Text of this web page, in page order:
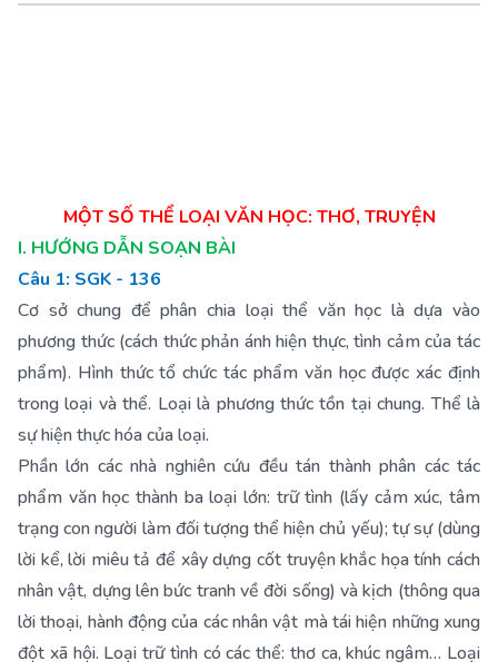
MỘT SỐ THỂ LOẠI VĂN HỌC: THƠ, TRUYỆN
I. HƯỚNG DẪN SOẠN BÀI
Câu 1: SGK - 136
Cơ sở chung để phân chia loại thể văn học là dựa vào
phương thức (cách thức phản ánh hiện thực, tình cảm của tác
phẩm). Hình thức tổ chức tác phẩm văn học được xác định
trong loại và thể. Loại là phương thức tồn tại chung. Thể là
sự hiện thực hóa của loại.
Phần lớn các nhà nghiên cứu đều tán thành phân các tác
phẩm văn học thành ba loại lớn: trữ tình (lấy cảm xúc, tâm
trạng con người làm đối tượng thể hiện chủ yếu); tự sự (dùng
lời kể, lời miêu tả để xây dựng cốt truyện khắc họa tính cách
nhân vật, dựng lên bức tranh về đời sống) và kịch (thông qua
lời thoại, hành động của các nhân vật mà tái hiện những xung
đột xã hội. Loại trữ tình có các thể: thơ ca, khúc ngâm… Loại